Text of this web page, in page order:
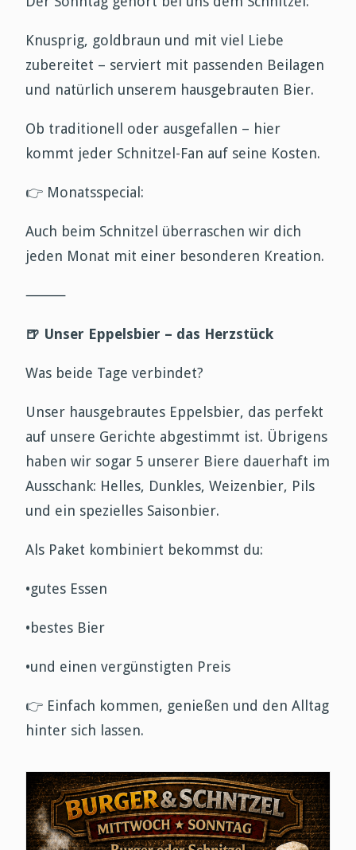
Knusprig, goldbraun und mit viel Liebe
zubereitet – serviert mit passenden Beilagen
und natürlich unserem hausgebrauten Bier.
Ob traditionell oder ausgefallen – hier
kommt jeder Schnitzel-Fan auf seine Kosten.
👉 Monatsspecial:
Auch beim Schnitzel überraschen wir dich
jeden Monat mit einer besonderen Kreation.
⸻
🍺 Unser Eppelsbier – das Herzstück
Was beide Tage verbindet?
Unser hausgebrautes Eppelsbier, das perfekt
auf unsere Gerichte abgestimmt ist. Übrigens
haben wir sogar 5 unserer Biere dauerhaft im
Ausschank: Helles, Dunkles, Weizenbier, Pils
und ein spezielles Saisonbier.
Als Paket kombiniert bekommst du:
•gutes Essen
•bestes Bier
•und einen vergünstigten Preis
👉 Einfach kommen, genießen und den Alltag
hinter sich lassen.